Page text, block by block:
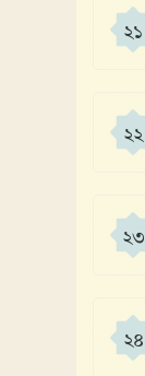
২১
২২
২৩
২৪